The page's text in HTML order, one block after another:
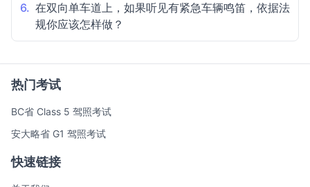
6. 在双向单车道上，如果听见有紧急车辆鸣笛，依据法
规你应该怎样做？
热门考试
BC省 Class 5 驾照考试
安大略省 G1 驾照考试
快速链接